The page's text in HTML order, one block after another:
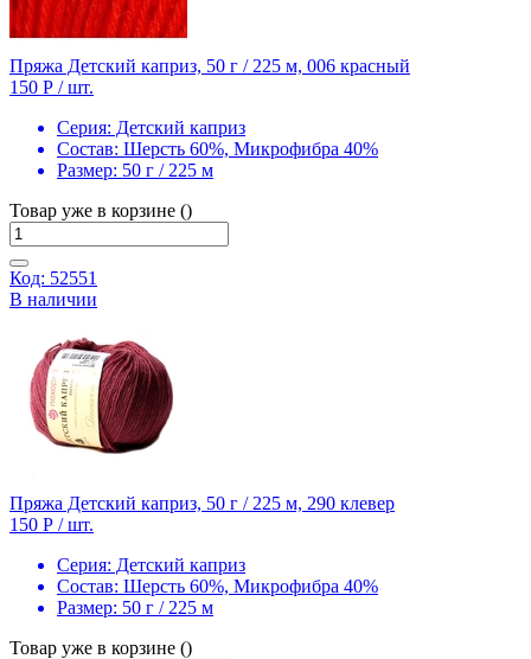
Пряжа Детский каприз, 50 г / 225 м, 006 красный
150 Р / шт.
Серия: Детский каприз
Состав: Шерсть 60%, Микрофибра 40%
Размер: 50 г / 225 м
Товар уже в корзине ()
Код: 52551
В наличии
Пряжа Детский каприз, 50 г / 225 м, 290 клевер
150 Р / шт.
Серия: Детский каприз
Состав: Шерсть 60%, Микрофибра 40%
Размер: 50 г / 225 м
Товар уже в корзине ()